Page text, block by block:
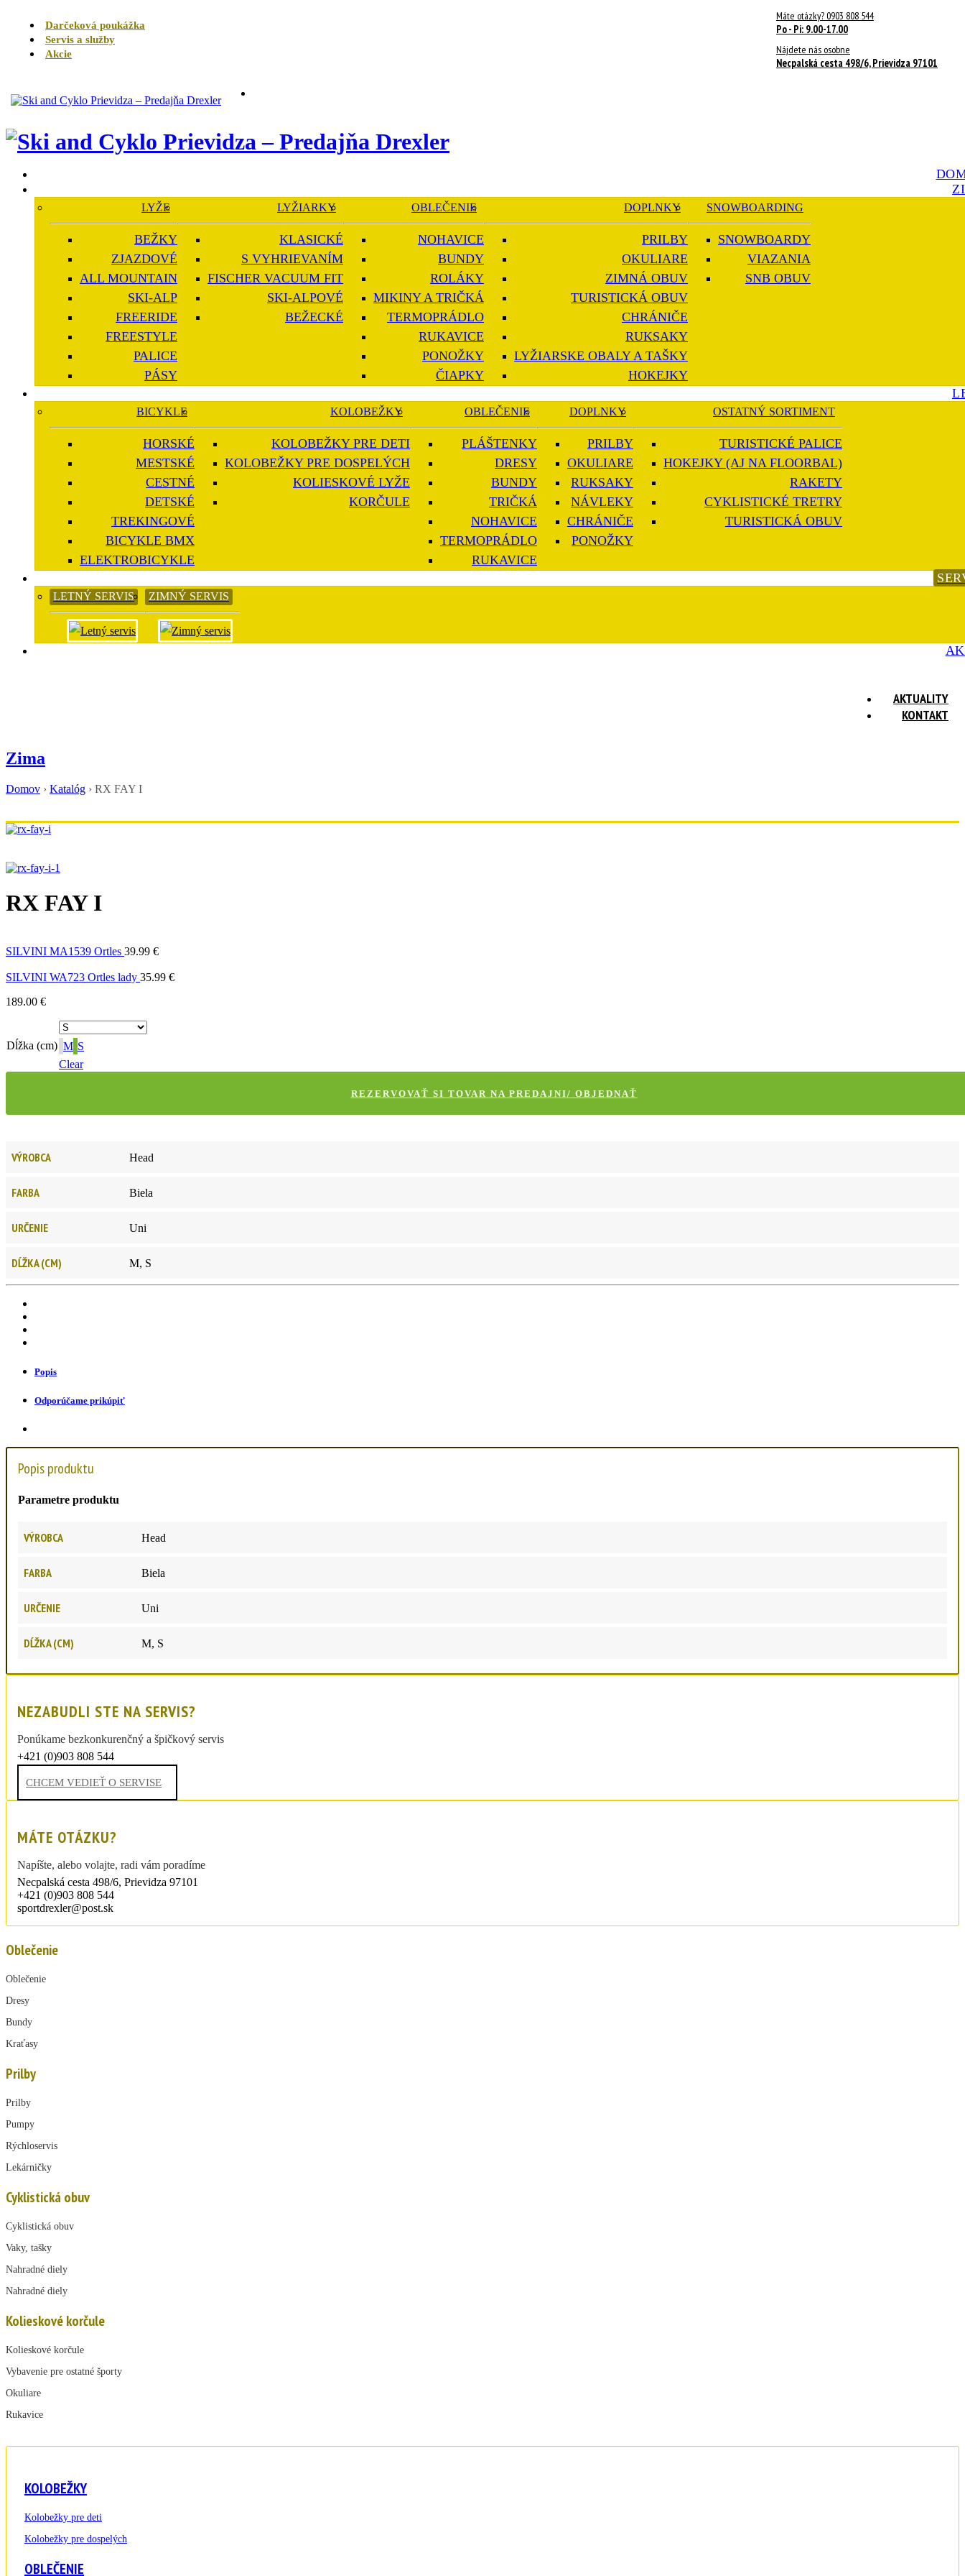
Darčeková poukážka
Servis a služby
Akcie
Máte otázky? 0903 808 544
Po - Pi: 9.00-17.00
Nájdete nás osobne
Necpalská cesta 498/6, Prievidza 97101
LYŽE
BEŽKY
ZJAZDOVÉ
ALL MOUNTAIN
SKI-ALP
FREERIDE
FREESTYLE
PALICE
PÁSY
LYŽIARKY
KLASICKÉ
S VYHRIEVANÍM
FISCHER VACUUM FIT
SKI-ALPOVÉ
BEŽECKÉ
OBLEČENIE
NOHAVICE
BUNDY
ROLÁKY
MIKINY A TRIČKÁ
TERMOPRÁDLO
RUKAVICE
PONOŽKY
ČIAPKY
DOPLNKY
PRILBY
OKULIARE
ZIMNÁ OBUV
TURISTICKÁ OBUV
CHRÁNIČE
RUKSAKY
LYŽIARSKE OBALY A TAŠKY
HOKEJKY
SNOWBOARDING
SNOWBOARDY
VIAZANIA
SNB OBUV
BICYKLE
HORSKÉ
MESTSKÉ
CESTNÉ
DETSKÉ
TREKINGOVÉ
BICYKLE BMX
ELEKTROBICYKLE
KOLOBEŽKY
KOLOBEŽKY PRE DETI
KOLOBEŽKY PRE DOSPELÝCH
KOLIESKOVÉ LYŽE
KORČULE
OBLEČENIE
PLÁŠTENKY
DRESY
BUNDY
TRIČKÁ
NOHAVICE
TERMOPRÁDLO
RUKAVICE
DOPLNKY
PRILBY
OKULIARE
RUKSAKY
NÁVLEKY
CHRÁNIČE
PONOŽKY
OSTATNÝ SORTIMENT
TURISTICKÉ PALICE
HOKEJKY (AJ NA FLOORBAL)
RAKETY
CYKLISTICKÉ TRETRY
TURISTICKÁ OBUV
LETNÝ SERVIS ZIMNÝ SERVIS
AKTUALITY
KONTAKT
Zima
Domov › Katalóg › RX FAY I
RX FAY I
SILVINI MA1539 Ortles 39.99 €
SILVINI WA723 Ortles lady 35.99 €
189.00 €
Dĺžka (cm) M S
Clear
REZERVOVAŤ SI TOVAR NA PREDAJNI/ OBJEDNAŤ
VÝROBCA Head
FARBA Biela
URČENIE Uni
DĹŽKA (CM) M, S
Popis
Odporúčame prikúpiť
Popis produktu
Parametre produktu
VÝROBCA Head
FARBA Biela
URČENIE Uni
DĹŽKA (CM) M, S
NEZABUDLI STE NA SERVIS?
Ponúkame bezkonkurenčný a špičkový servis
+421 (0)903 808 544
sportdrexler@post.sk
CHCEM VEDIEŤ O SERVISE
MÁTE OTÁZKU?
Napíšte, alebo volajte, radi vám poradíme
Necpalská cesta 498/6, Prievidza 97101
+421 (0)903 808 544
sportdrexler@post.sk
Oblečenie
Oblečenie
Dresy
Bundy
Kraťasy
Prilby
Prilby
Pumpy
Rýchloservis
Lekárničky
Cyklistická obuv
Cyklistická obuv
Vaky, tašky
Nahradné diely
Nahradné diely
Kolieskové korčule
Kolieskové korčule
Vybavenie pre ostatné športy
Okuliare
Rukavice
KOLOBEŽKY
Kolobežky pre deti
Kolobežky pre dospelých
OBLEČENIE